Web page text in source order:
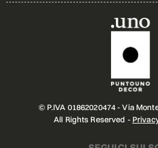
© P.IVA 01862020474 - Via
All Rights Reserved -